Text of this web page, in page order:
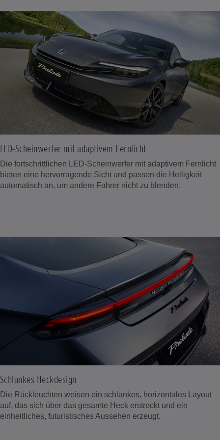
LED-Scheinwerfer mit adaptivem Fernlicht
Die fortschrittlichen LED-Scheinwerfer mit adaptivem Fernlicht
bieten eine hervorragende Sicht und passen die Helligkeit
automatisch an, um andere Fahrer nicht zu blenden.
Schlankes Heckdesign
Die Rückleuchten weisen ein schlankes, horizontales Layout
auf, das sich über das gesamte Heck erstreckt und ein
einheitliches, futuristisches Aussehen erzeugt.